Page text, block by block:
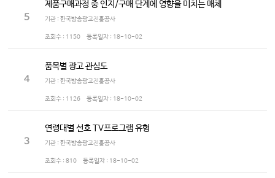
5
제품구매과정 중 인지/구매 단계에 영향을 미치는 매체
기관 : 한국방송광고진흥공사
조회수 : 1150 등록일자 : 18-10-02
4
품목별 광고 관심도
기관 : 한국방송광고진흥공사
조회수 : 1126 등록일자 : 18-10-02
3
연령대별 선호 TV프로그램 유형
기관 : 한국방송광고진흥공사
조회수 : 810 등록일자 : 18-10-02